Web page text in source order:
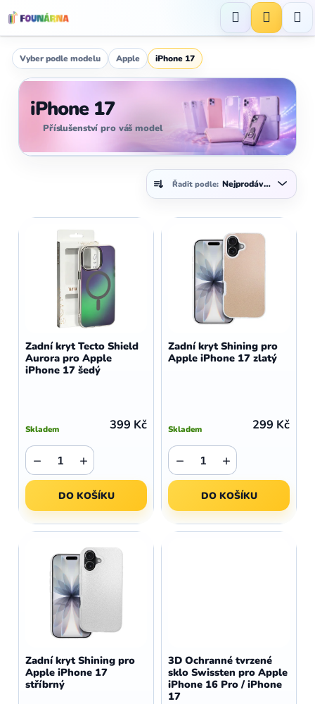
na
obsah
Hledat
Vyber podle modelu Apple iPhone 17
iPhone 17
Příslušenství pro váš model
Ř
a
e
ů
Řadit podle: Nejprodávanější
ý
o
d
ů
Zadní kryt Tecto Shield
Aurora pro Apple
iPhone 17 šedý
Skladem 399 Kč
+
−
DO KOŠÍKU
Zadní kryt Shining pro
Apple iPhone 17 zlatý
Skladem 299 Kč
+
−
DO KOŠÍKU
Zadní kryt Shining pro
Apple iPhone 17
stříbrný
3D Ochranné tvrzené
sklo Swissten pro Apple
iPhone 16 Pro / iPhone
17